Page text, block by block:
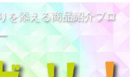
を添える商品紹介ブロ